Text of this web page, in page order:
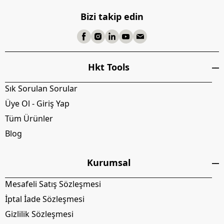
Bizi takip edin
Hkt Tools
Sık Sorulan Sorular
Üye Ol - Giriş Yap
Tüm Ürünler
Blog
Kurumsal
Mesafeli Satış Sözleşmesi
İptal İade Sözleşmesi
Gizlilik Sözleşmesi